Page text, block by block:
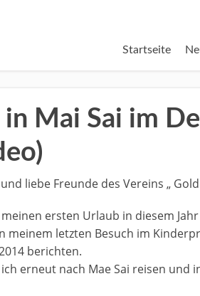
Startseite
in Mai Sai im
liebe Freunde des Vereins „
ersten Urlaub in diesem
meinem letzten Besuch im
berichten.
erneut nach Mae Sai reisen und